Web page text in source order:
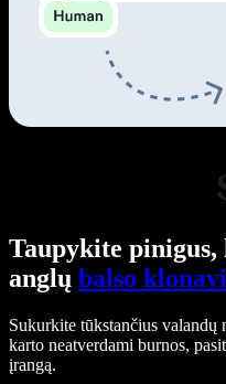
Taupykite pinigus,
anglų balso
Sukurkite tūkstančius valandų
karto neatverdami burnos,
įrangą.